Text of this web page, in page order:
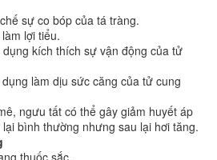
sự co bóp của tá tràng.
lợi tiểu.
kích thích sự vận động của tử
làm dịu sức căng của tử cung
ngưu tất có thể gây giảm huyết áp
bình thường nhưng sau lại hơi tăng.